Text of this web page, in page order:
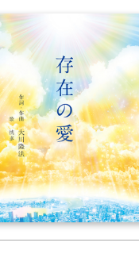
ブルーレイ